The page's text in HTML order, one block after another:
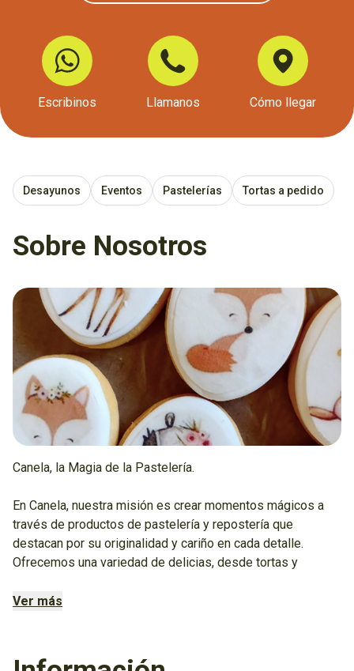
Escribinos Llamanos Cómo llegar
Desayunos Eventos Pastelerías Tortas a pedido
Sobre Nosotros
Canela, la Magia de la Pastelería.
En Canela, nuestra misión es crear momentos mágicos a
través de productos de pastelería y repostería que
destacan por su originalidad y cariño en cada detalle.
Ofrecemos una variedad de delicias, desde tortas y
sociales, todo elaborado con esmero y dedicación.
Ver más